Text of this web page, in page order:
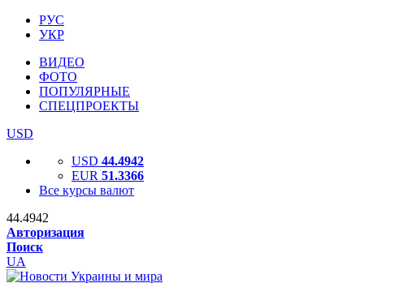
РУС
УКР
ВИДЕО
ФОТО
ПОПУЛЯРНЫЕ
СПЕЦПРОЕКТЫ
USD
USD 44.4942
EUR 51.3366
Все курсы валют
44.4942
Авторизация
Поиск
UA